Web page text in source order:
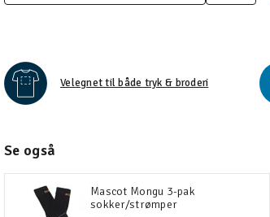
Velegnet til både tryk & broderi
Se også
Mascot Mongu 3-pak
sokker/strømper